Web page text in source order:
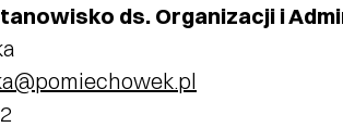
ds. Organizacji i